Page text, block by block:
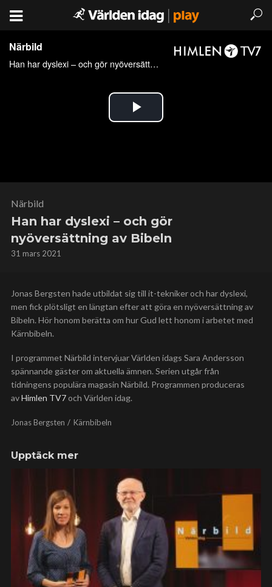
Närbild
Han har dyslexi – och gör
nyöversättning av Bibeln
31 mars 2021
Jonas Bergsten hade utbildat sig till it-tekniker och har dyslexi,
men fick plötsligt en längtan efter att göra en nyöversättning av
Bibeln. Hör honom berätta om hur Gud lett honom i arbetet med
Kärnbibeln.
I programmet Närbild intervjuar Världen idags Sara Andersson
spännande gäster om aktuella ämnen. Serien utgår från
tidningens populära magasin Närbild. Programmen produceras
avHimlen TV7och Världen idag.
Jonas Bergsten Kärnbibeln
Upptäck mer